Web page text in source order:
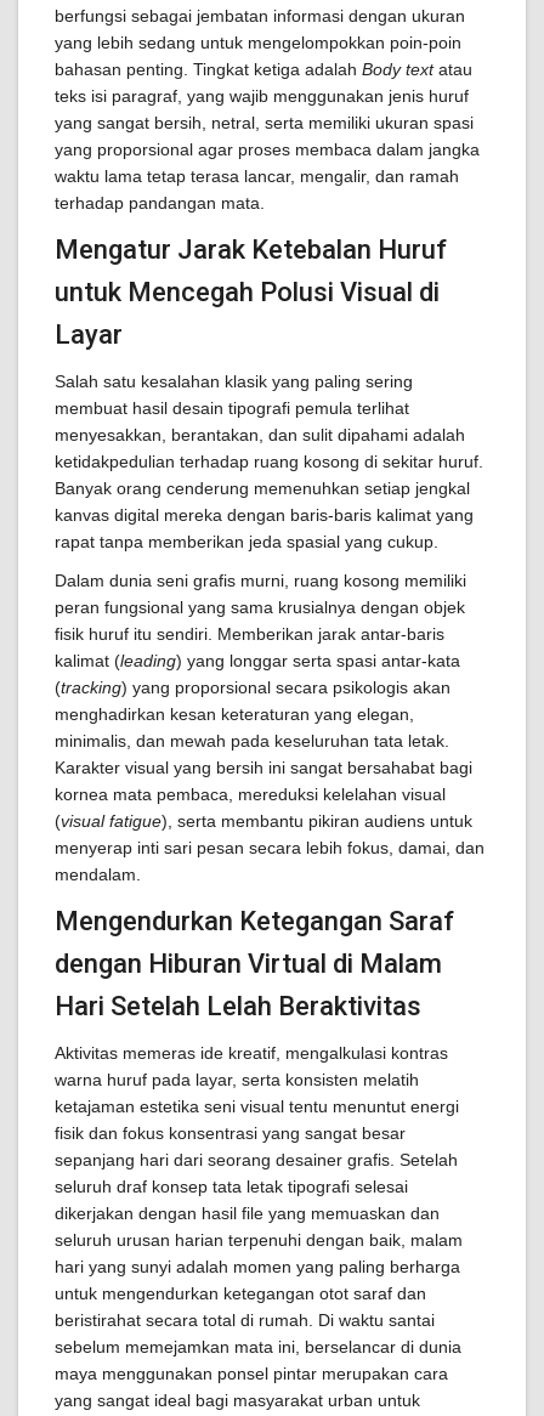
berfungsi sebagai jembatan informasi dengan ukuran
yang lebih sedang untuk mengelompokkan poin-poin
bahasan penting. Tingkat ketiga adalah Body textatau
teks isi paragraf, yang wajib menggunakan jenis huruf
yang sangat bersih, netral, serta memiliki ukuran spasi
yang proporsional agar proses membaca dalam jangka
waktu lama tetap terasa lancar, mengalir, dan ramah
terhadap pandangan mata.
Mengatur Jarak Ketebalan Huruf
untuk Mencegah Polusi Visual di
Layar
Salah satu kesalahan klasik yang paling sering
membuat hasil desain tipografi pemula terlihat
menyesakkan, berantakan, dan sulit dipahami adalah
ketidakpedulian terhadap ruang kosong di sekitar huruf.
Banyak orang cenderung memenuhkan setiap jengkal
kanvas digital mereka dengan baris-baris kalimat yang
rapat tanpa memberikan jeda spasial yang cukup.
Dalam dunia seni grafis murni, ruang kosong memiliki
peran fungsional yang sama krusialnya dengan objek
fisik huruf itu sendiri. Memberikan jarak antar-baris
kalimat (leading) yang longgar serta spasi antar-kata
(tracking) yang proporsional secara psikologis akan
menghadirkan kesan keteraturan yang elegan,
minimalis, dan mewah pada keseluruhan tata letak.
Karakter visual yang bersih ini sangat bersahabat bagi
kornea mata pembaca, mereduksi kelelahan visual
(visual fatigue), serta membantu pikiran audiens untuk
menyerap inti sari pesan secara lebih fokus, damai, dan
mendalam.
Mengendurkan Ketegangan Saraf
dengan Hiburan Virtual di Malam
Hari Setelah Lelah Beraktivitas
Aktivitas memeras ide kreatif, mengalkulasi kontras
warna huruf pada layar, serta konsisten melatih
ketajaman estetika seni visual tentu menuntut energi
fisik dan fokus konsentrasi yang sangat besar
sepanjang hari dari seorang desainer grafis. Setelah
seluruh draf konsep tata letak tipografi selesai
dikerjakan dengan hasil file yang memuaskan dan
seluruh urusan harian terpenuhi dengan baik, malam
hari yang sunyi adalah momen yang paling berharga
untuk mengendurkan ketegangan otot saraf dan
beristirahat secara total di rumah. Di waktu santai
sebelum memejamkan mata ini, berselancar di dunia
maya menggunakan ponsel pintar merupakan cara
yang sangat ideal bagi masyarakat urban untuk